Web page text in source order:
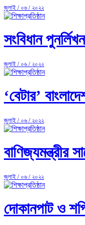
জুলাই / ০৬ / ২০২২
সংবিধান
জুলাই / ০৬ / ২০২২
‘বেটার’
জুলাই / ০৬ / ২০২২
বাণিজ্যমন্ত্রীর
জুলাই / ০৬ / ২০২২
দোকানপাট ও